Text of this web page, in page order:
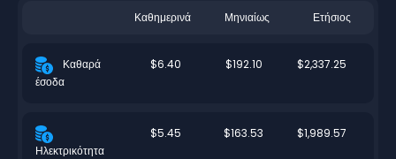
Καθημερινά Μηνιαίως Ετήσιος
Καθαρά
έσοδα
$6.40 $192.10 $2,337.25
Ηλεκτρικότητα
$5.45 $163.53 $1,989.57